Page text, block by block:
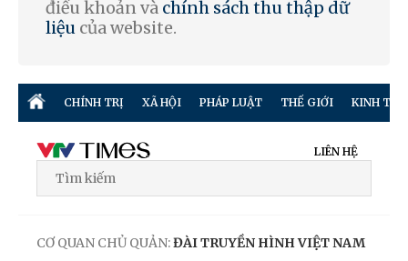
điều khoản và chính sách thu thập dữ
liệu của website.
CHÍNH TRỊ XÃ HỘI PHÁP LUẬT THẾ GIỚI KINH TẾ
LIÊN HỆ
CƠ QUAN CHỦ QUẢN:ĐÀI TRUYỀN HÌNH VIỆT NAM